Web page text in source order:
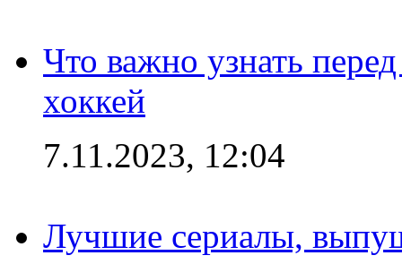
Что важно узнать
хоккей
7.11.2023, 12:04
Лучшие сериалы,